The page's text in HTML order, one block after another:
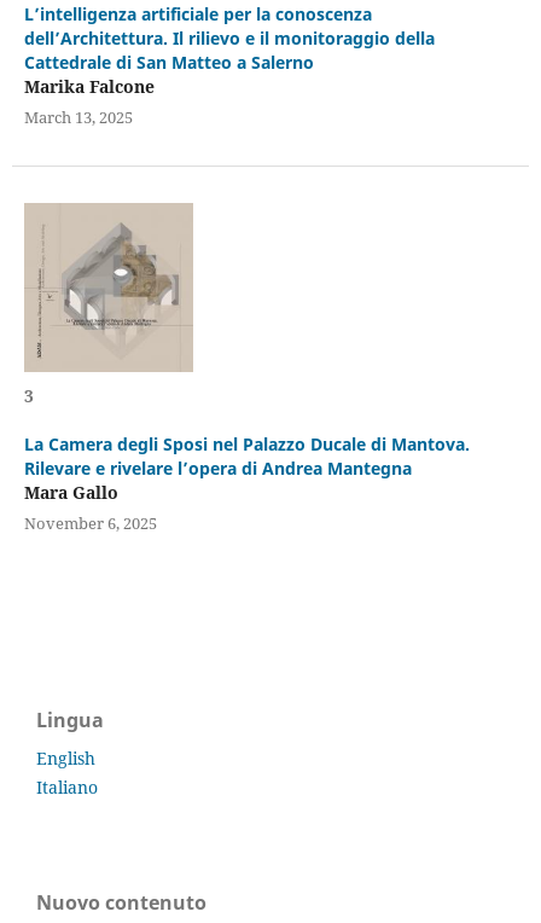
L’intelligenza artificiale per la conoscenza
dell’Architettura. Il rilievo e il monitoraggio della
Cattedrale di San Matteo a Salerno
Marika Falcone
March 13, 2025
3
La Camera degli Sposi nel Palazzo Ducale di Mantova.
Rilevare e rivelare l’opera di Andrea Mantegna
Mara Gallo
November 6, 2025
Lingua
English
Italiano
Nuovo contenuto